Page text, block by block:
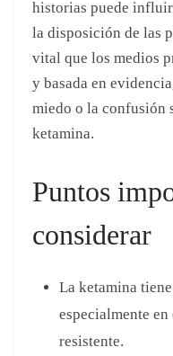
considerar
La ketamina
especialmente
La
llevar a
uso médico.
influir en la
tomadas con
El humor y la